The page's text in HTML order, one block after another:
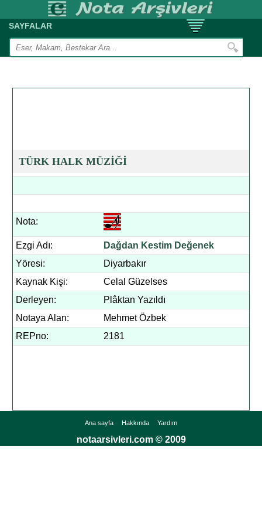
SAYFALAR
TÜRK HALK MÜZİĞİ
Nota:
Ezgi Adı:
Dağdan Kestim Değenek
Yöresi:
Diyarbakır
Kaynak Kişi:
Celal Güzelses
Derleyen:
Plâktan Yazıldı
Notaya Alan:
Mehmet Özbek
REPno:
2181
Ana sayfa Hakkında Yardım
notaarsivleri.com © 2009